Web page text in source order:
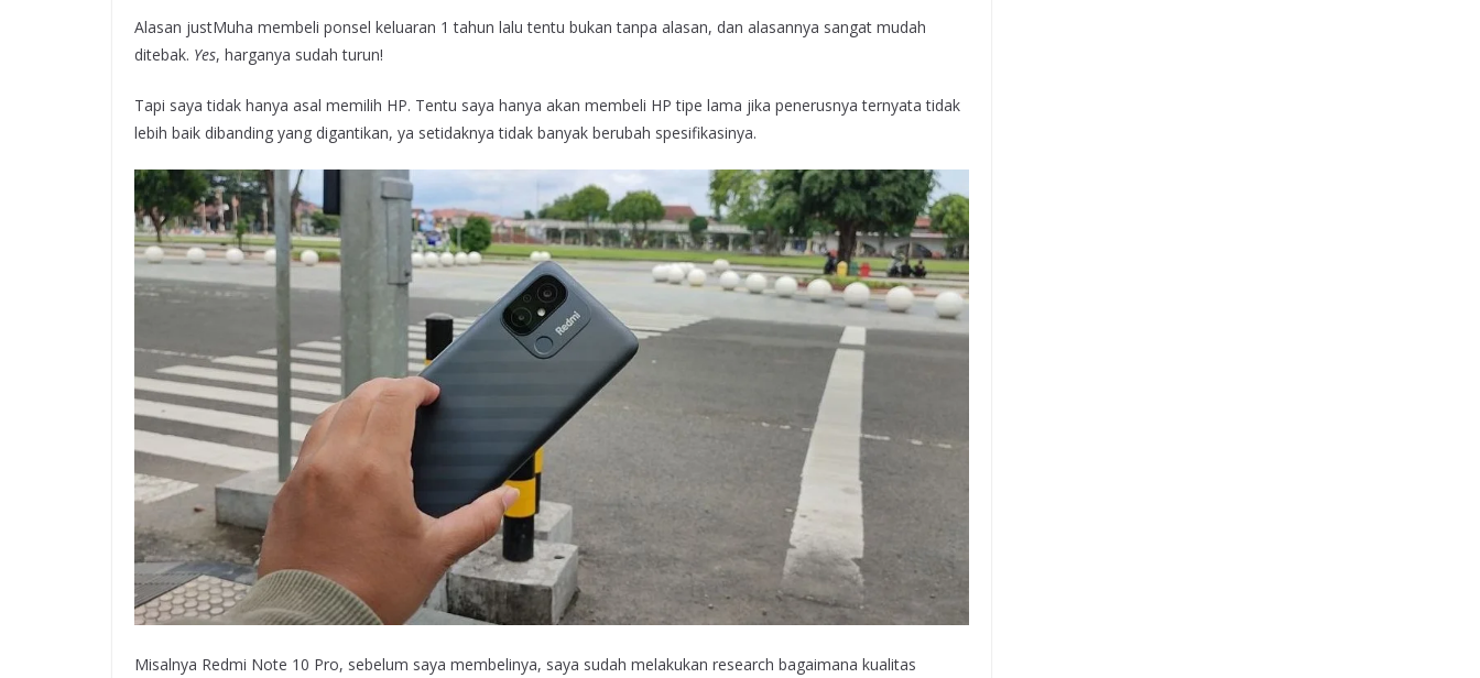
Alasan justMuha membeli ponsel keluaran 1 tahun lalu tentu bukan tanpa alasan, dan alasannya sangat mudah
ditebak. Yes, harganya sudah turun!
Tapi saya tidak hanya asal memilih HP. Tentu saya hanya akan membeli HP tipe lama jika penerusnya ternyata tidak
lebih baik dibanding yang digantikan, ya setidaknya tidak banyak berubah spesifikasinya.
Misalnya Redmi Note 10 Pro, sebelum saya membelinya, saya sudah melakukan research bagaimana kualitas